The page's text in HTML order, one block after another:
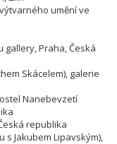
umění ve
gallery, Praha, Česká
Skácelem), galerie
Nanebevzetí
republika
Jakubem Lipavským),